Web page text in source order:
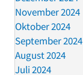
November 2024
Oktober 2024
September 2024
August 2024
Juli 2024